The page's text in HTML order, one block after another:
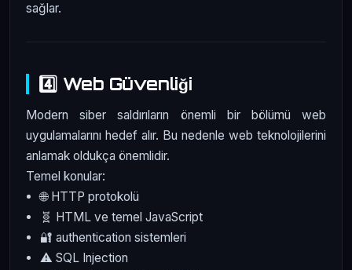
sağlar.
4️⃣ Web Güvenliği
Modern siber saldırıların önemli bir bölümü web
uygulamalarını hedef alır. Bu nedenle web teknolojilerini
anlamak oldukça önemlidir.
Temel konular:
🌐 HTTP protokolü
🧬 HTML ve temel JavaScript
🔐 authentication sistemleri
⚠️ SQL Injection